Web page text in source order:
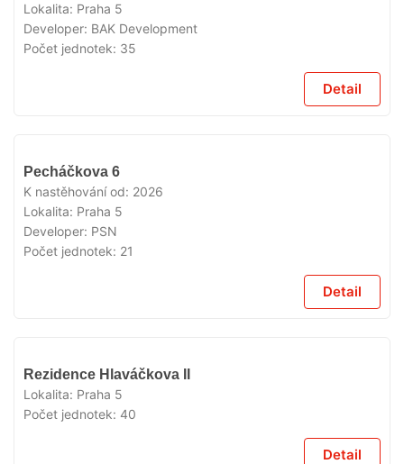
Lokalita: Praha 5
Developer: BAK Development
Počet jednotek: 35
Detail
Pecháčkova 6
K nastěhování od: 2026
Lokalita: Praha 5
Developer: PSN
Počet jednotek: 21
Detail
Rezidence Hlaváčkova II
Lokalita: Praha 5
Počet jednotek: 40
Detail